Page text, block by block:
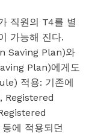
직원의 T4를 별
가능해 진다.
Saving Plan)와
Plan)에게도
적용: 기존에
Registered
에 적용되던